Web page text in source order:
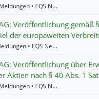
05.01.2026 13:55 Uhr • Meldungen • EQS News •
Veröffentlichung gemäß
der europaweiten
17.11.2025 9:27 Uhr • Meldungen • EQS News •
Veröffentlichung über
Aktien nach § 40 Abs. 1
13.11.2025 16:43 Uhr • Meldungen • EQS News •